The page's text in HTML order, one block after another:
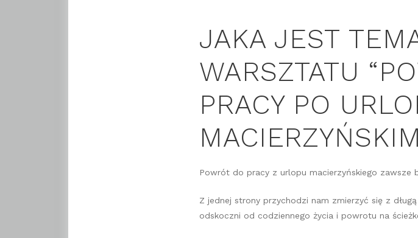
JAKA JEST
WARSZTATU
PRACY PO
Powrót do pracy z urlopu macierzyńskiego zawsze
Z jednej strony przychodzi nam zmierzyć się z
odskoczni od codziennego życia i powrotu na